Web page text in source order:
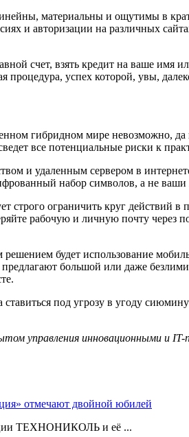
материальны и ощутимы в
и авторизации на различных
счет, взять кредит на ваше имя
успех которой, увы,
гибридном мире невозможно,
все потенциальные риски к
и удаленным сервером в
набор символов, а не
строго ограничить круг действий
рабочую и личную почту через
будет использование
большой или даже
под угрозу в угоду
управления инновационными и
отмечают двойной юбилей
ТЕХНОНИКОЛЬ и её ...